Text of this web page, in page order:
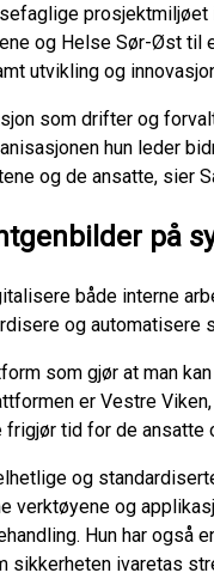
prosjektmiljøet
og Helse Sør-Øst til
utvikling og
som drifter og
hun leder
og de ansatte, sier
på
både interne
og automatisere
som gjør at man
er Vestre
tid for de
og
verktøyene og
Hun har også
sikkerheten ivaretas